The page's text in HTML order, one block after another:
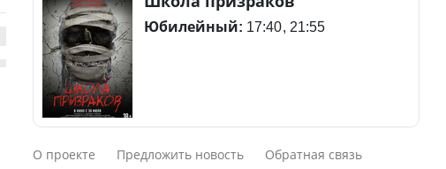
Министр рассказал, из
чего делают колбасу в
Казахстане
почему казахстанские
потерпел крушение в
Южной Корее, погибли
120 человек
Актау: Путин принес
Юбилейный: 17:40 21:55
Смешарики сквозь вселенные
О проекте Предложить новость Обратная связь